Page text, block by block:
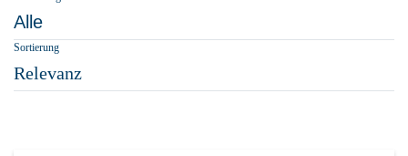
Alle
Sortierung
Relevanz